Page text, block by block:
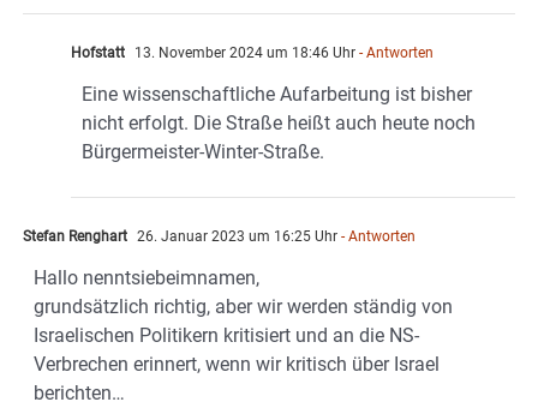
Hofstatt 13. November 2024 um 18:46 Uhr - Antworten
Eine wissenschaftliche Aufarbeitung ist bisher
nicht erfolgt. Die Straße heißt auch heute noch
Bürgermeister-Winter-Straße.
Stefan Renghart 26. Januar 2023 um 16:25 Uhr - Antworten
Hallo nenntsiebeimnamen,
grundsätzlich richtig, aber wir werden ständig von
Israelischen Politikern kritisiert und an die NS-
Verbrechen erinnert, wenn wir kritisch über Israel
berichten…